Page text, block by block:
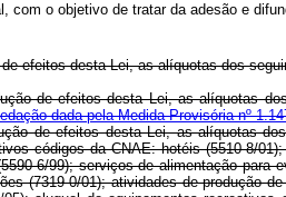
com o objetivo de tratar da adesão e
efeitos desta Lei, as alíquotas dos
de efeitos desta Lei, as alíquotas
dada pela Medida Provisória nº
de efeitos desta Lei, as alíquotas
códigos da CNAE: hotéis (5510-8/
6/99); serviços de alimentação para
(7319-0/01); atividades de produção